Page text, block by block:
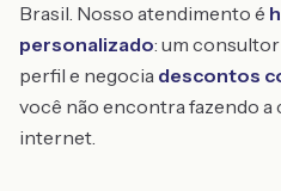
Brasil. Nosso atendimento é
personalizado: um
perfil e negocia descontos
você não encontra fazendo
internet.